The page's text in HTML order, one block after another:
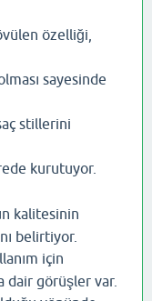
özelliği,
sayesinde
stillerini
kurutuyor.
kalitesinin
belirtiyor.
için
dair görüşler var.